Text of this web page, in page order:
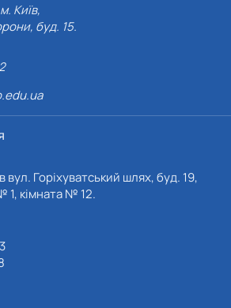
Київ,
буд. 15.
вул. Горіхуватський шлях, буд. 19,
1, кімната № 12.